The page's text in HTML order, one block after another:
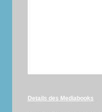
Details des Mediabooks